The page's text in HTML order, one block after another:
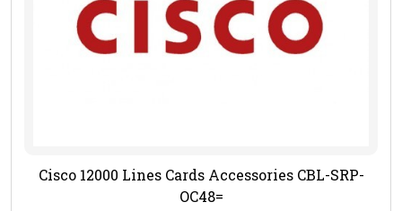
Cisco 12000 Lines Cards Accessories CBL-SRP-
OC48=